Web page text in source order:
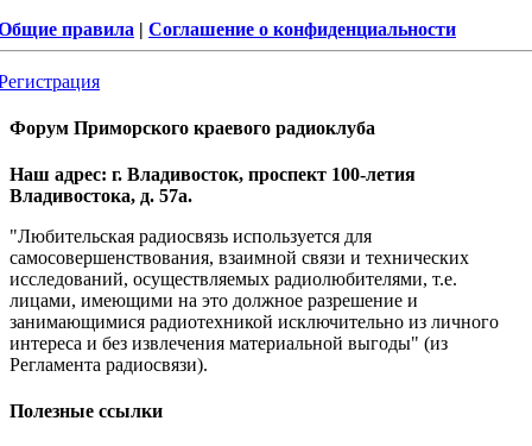
правила | Соглашение о конфиденциальности
Форум Приморского краевого радиоклуба
Наш адрес: г. Владивосток, проспект 100-летия
Владивостока, д. 57а.
"Любительская радиосвязь используется для
самосовершенствования, взаимной связи и технических
исследований, осуществляемых радиолюбителями, т.е.
лицами, имеющими на это должное разрешение и
занимающимися радиотехникой исключительно из личного
интереса и без извлечения материальной выгоды" (из
Регламента радиосвязи).
Полезные ссылки